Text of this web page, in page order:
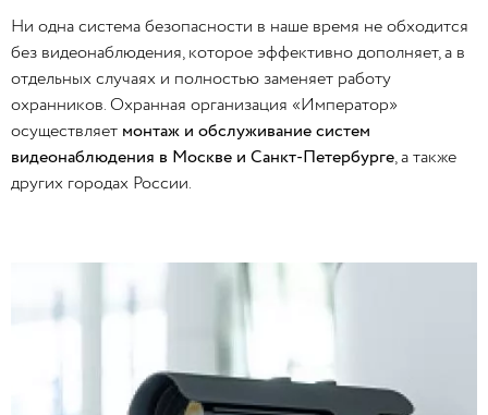
Ни одна система безопасности в наше время не обходится
без видеонаблюдения, которое эффективно дополняет, а в
отдельных случаях и полностью заменяет работу
охранников. Охранная организация «Император»
осуществляет монтаж и обслуживание систем
видеонаблюдения в Москве и Санкт-Петербурге, а также
других городах России.